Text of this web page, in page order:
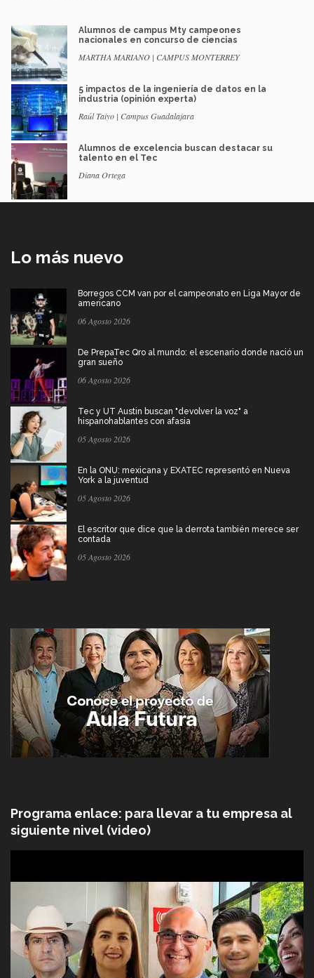
Alumnos de campus Mty campeones
nacionales en concurso de ciencias
MARTHA MARIANO | CAMPUS MONTERREY
5 impactos de la ingeniería de datos en la
industria (opinión experta)
Raúl Taiyo | Campus Guadalajara
Alumnos de excelencia buscan destacar su
talento en el Tec
Diana Ortega
Lo más nuevo
Borregos CCM van por el campeonato en Liga Mayor de
americano
06 Agosto 2026
De PrepaTec Qro al mundo: el escenario donde nació un
gran sueño
06 Agosto 2026
Tec y UT Austin buscan "devolver la voz" a
hispanohablantes con afasia
05 Agosto 2026
En la ONU: mexicana y EXATEC representó en Nueva
York a la juventud
05 Agosto 2026
El escritor que dice que la derrota también merece ser
contada
05 Agosto 2026
Programa enlace: para llevar a tu empresa al
siguiente nivel (video)